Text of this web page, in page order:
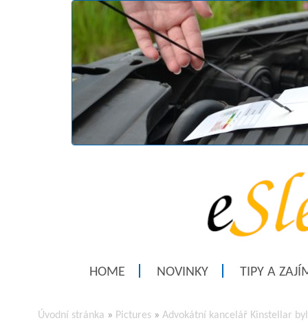
HOME NOVINKY TIPY A
Úvodní stránka » Pictures » Advokátní kancelář Kinstellar